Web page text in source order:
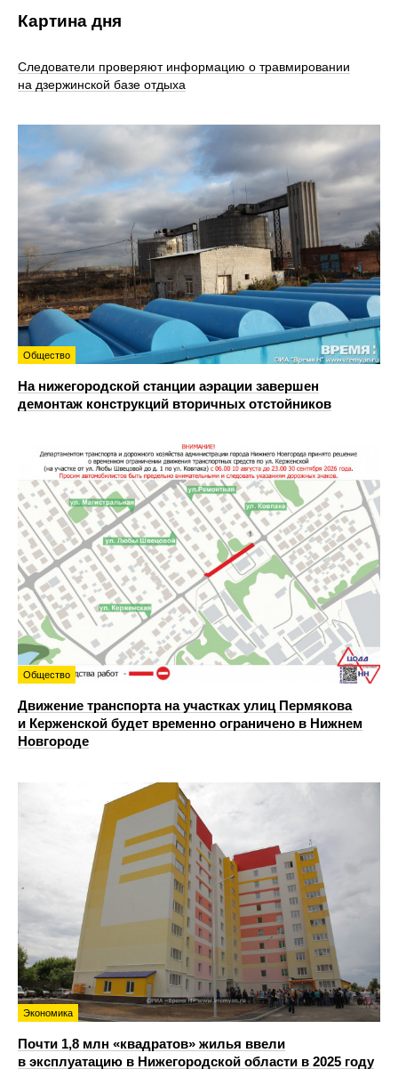
Картина дня
Следователи проверяют информацию о травмировании
на дзержинской базе отдыха
Общество
На нижегородской станции аэрации завершен
демонтаж конструкций вторичных отстойников
Общество
Движение транспорта на участках улиц Пермякова
и Керженской будет временно ограничено в Нижнем
Новгороде
Экономика
Почти 1,8 млн «квадратов» жилья ввели
в эксплуатацию в Нижегородской области в 2025 году